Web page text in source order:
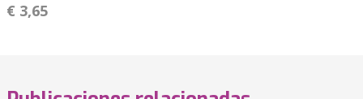
€ 3,65